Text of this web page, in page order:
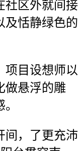
社区外就间接
及恬静绿色的
目设想师以
做悬浮的雕
，了更充沛